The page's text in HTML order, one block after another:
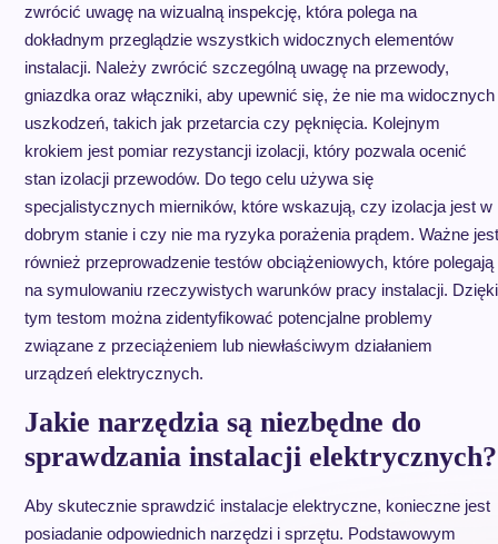
zwrócić uwagę na wizualną inspekcję, która polega na
dokładnym przeglądzie wszystkich widocznych elementów
instalacji. Należy zwrócić szczególną uwagę na przewody,
gniazdka oraz włączniki, aby upewnić się, że nie ma widocznych
uszkodzeń, takich jak przetarcia czy pęknięcia. Kolejnym
krokiem jest pomiar rezystancji izolacji, który pozwala ocenić
stan izolacji przewodów. Do tego celu używa się
specjalistycznych mierników, które wskazują, czy izolacja jest w
dobrym stanie i czy nie ma ryzyka porażenia prądem. Ważne jest
również przeprowadzenie testów obciążeniowych, które polegają
na symulowaniu rzeczywistych warunków pracy instalacji. Dzięki
tym testom można zidentyfikować potencjalne problemy
związane z przeciążeniem lub niewłaściwym działaniem
urządzeń elektrycznych.
Jakie narzędzia są niezbędne do
sprawdzania instalacji elektrycznych?
Aby skutecznie sprawdzić instalacje elektryczne, konieczne jest
posiadanie odpowiednich narzędzi i sprzętu. Podstawowym